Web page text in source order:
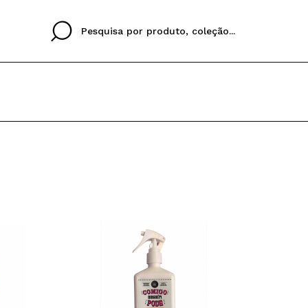
Ao criar uma conta
rapidamente, verificar